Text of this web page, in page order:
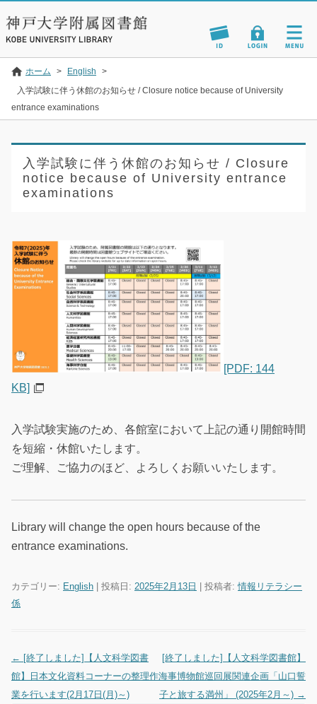
ホーム > English
>
入学試験に伴う休館のお知らせ / Closure notice because of University
entrance examinations
入学試験に伴う休館のお知らせ / Closure
notice because of University entrance
examinations
[PDF: 144
KB]
入学試験実施のため、各館室において上記の通り開館時間
を短縮・休館いたします。
ご理解、ご協力のほど、よろしくお願いいたします。
Library will change the open hours because of the
entrance examinations.
カテゴリー: English | 投稿日: 2025年2月13日 投稿者:情報リテラシー
係
投稿ナビゲーション
← [終了しました]【人文科学図書
館】日本文化資料コーナーの整理作
業を行います(2月17日(月)～)
[終了しました]【人文科学図書館】
海事博物館巡回展関連企画「山口誓
子と旅する満州」 (2025年2月～) →